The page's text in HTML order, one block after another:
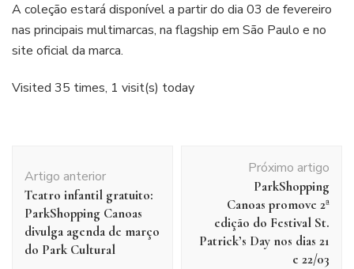
A coleção estará disponível a partir do dia 03 de fevereiro
nas principais multimarcas, na flagship em São Paulo e no
site oficial da marca.
Visited 35 times, 1 visit(s) today
de
post
Artigo anterior
Teatro infantil gratuito:
ParkShopping Canoas
divulga agenda de março
do Park Cultural
Próximo artigo
ParkShopping
Canoas promove 2ª
edição do Festival St.
Patrick’s Day nos dias 21
e 22/03